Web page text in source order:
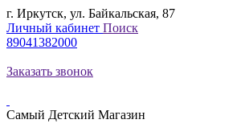
г. Иркутск, ул. Байкальская, 87
Личный кабинет Поиск
89041382000
Заказать звонок
Самый Детский Магазин